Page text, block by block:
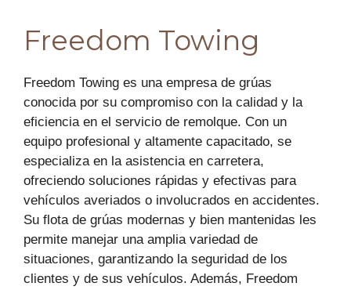
Freedom Towing
Freedom Towing es una empresa de grúas
conocida por su compromiso con la calidad y la
eficiencia en el servicio de remolque. Con un
equipo profesional y altamente capacitado, se
especializa en la asistencia en carretera,
ofreciendo soluciones rápidas y efectivas para
vehículos averiados o involucrados en accidentes.
Su flota de grúas modernas y bien mantenidas les
permite manejar una amplia variedad de
situaciones, garantizando la seguridad de los
clientes y de sus vehículos. Además, Freedom